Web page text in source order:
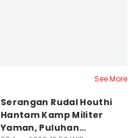
See More
Serangan Rudal Houthi
Hantam Kamp Militer
Yaman, Puluhan